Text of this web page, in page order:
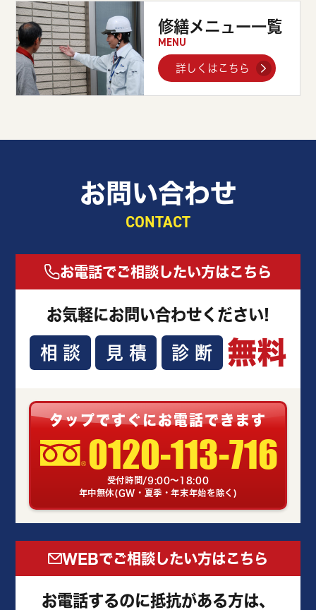
修繕メニュー一覧
MENU
詳しくはこちら
お問い合わせ
CONTACT
お電話でご相談したい方はこちら
お気軽にお問い合わせください!
相談 見積 診断 無料
タップですぐにお電話できます
0120-113-716
受付時間/9:00～18:00
年中無休(GW・夏季・年末年始を除く)
WEBでご相談したい方はこちら
お電話するのに抵抗がある方は、